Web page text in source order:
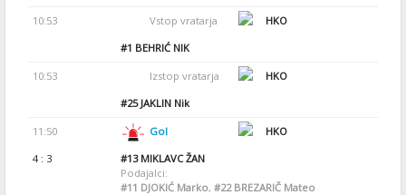
10:53 Vstop vratarja
HKO
#1 BEHRIĆ NIK
10:53 Izstop vratarja
HKO
#25JAKLIN Nik
11:50 Gol
HKO
4 : 3
#13MIKLAVC ŽAN
Podajalci:
#11 DJOKIĆ Marko, #22BREZARIČ Mateo